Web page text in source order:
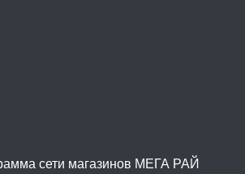
сети магазинов МЕГА РАЙ